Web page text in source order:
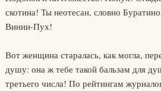
скотина! Ты неотесан, словно
Винни-Пух!
Вот женщина старалась, как могла,
душу: она ж тебе такой бальзам для
третьего числа! По рейтингам